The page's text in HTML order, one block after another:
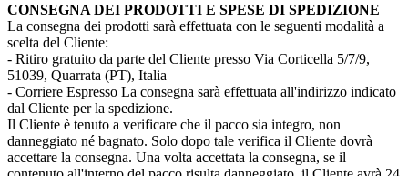
CONSEGNA DEI PRODOTTI E SPESE DI SPEDIZIONE
La consegna dei prodotti sarà effettuata con le seguenti modalità a
scelta del Cliente:
- Ritiro gratuito da parte del Cliente presso Via Corticella 5/7/9,
51039, Quarrata (PT), Italia
- Corriere Espresso La consegna sarà effettuata all'indirizzo indicato
dal Cliente per la spedizione.
Il Cliente è tenuto a verificare che il pacco sia integro, non
danneggiato né bagnato. Solo dopo tale verifica il Cliente dovrà
accettare la consegna. Una volta accettata la consegna, se il